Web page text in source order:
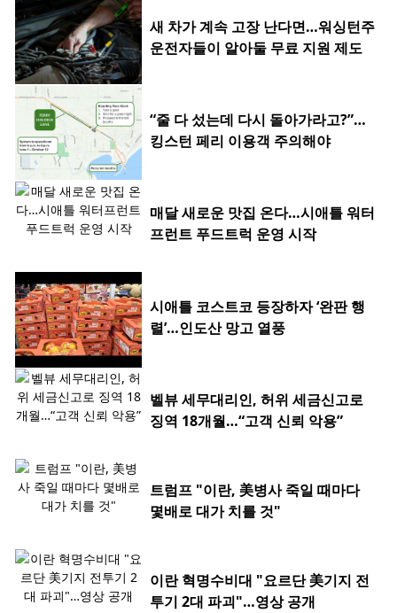
새 차가 계속 고장 난다면…워싱턴주
운전자들이 알아둘 무료 지원 제도
“줄 다 섰는데 다시 돌아가라고?”…
킹스턴 페리 이용객 주의해야
매달 새로운 맛집 온다…시애틀 워터
프런트 푸드트럭 운영 시작
시애틀 코스트코 등장하자 ‘완판 행
렬’…인도산 망고 열풍
벨뷰 세무대리인, 허위 세금신고로
징역 18개월…“고객 신뢰 악용”
트럼프 "이란, 美병사 죽일 때마다
몇배로 대가 치를 것"
이란 혁명수비대 "요르단 美기지 전
투기 2대 파괴"…영상 공개